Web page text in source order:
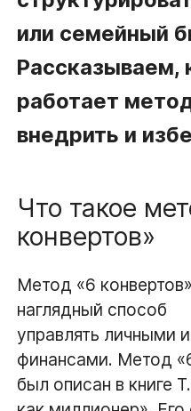
или семейный
Рассказываем,
работает
внедрить и
Что такое
конвертов»
Метод «6
наглядный способ
управлять личными
финансами. Метод
был описан в книге